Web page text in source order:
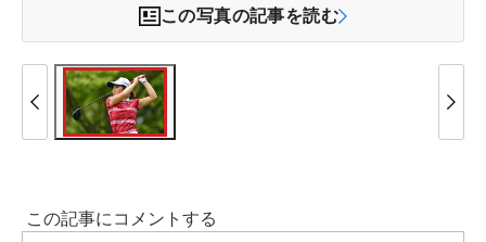
この写真の記事を読む